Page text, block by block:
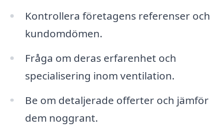
Kontrollera företagens referenser och
kundomdömen.
Fråga om deras erfarenhet och
specialisering inom ventilation.
Be om detaljerade offerter och jämför
dem noggrant.